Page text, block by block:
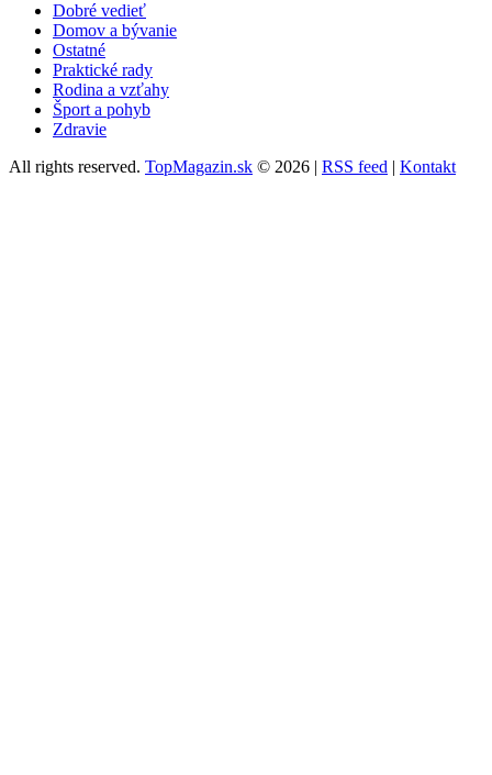
Dobré vedieť
Domov a bývanie
Ostatné
Praktické rady
Rodina a vzťahy
Šport a pohyb
Zdravie
All rights reserved. TopMagazin.sk © 2026 | RSS feed | Kontakt